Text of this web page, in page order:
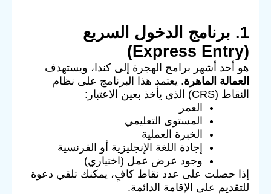
1. برنامج الدخول السريع
(Express Entry)
هو أحد أشهر برامج الهجرة إلى كندا، ويستهدف
العمالة الماهرة. يعتمد هذا البرنامج على نظام
النقاط (CRS) الذي يأخذ بعين الاعتبار:
العمر
المستوى التعليمي
الخبرة العملية
إجادة اللغة الإنجليزية أو الفرنسية
وجود عرض عمل (اختياري)
إذا حصلت على عدد نقاط كافٍ، يمكنك تلقي دعوة
للتقديم على الإقامة الدائمة.